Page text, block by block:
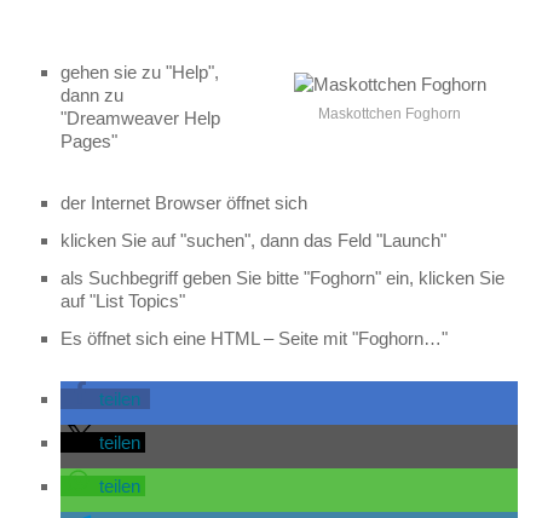
Maskottchen Foghorn
gehen sie zu "Help",
dann zu
"Dreamweaver Help
Pages"
der Internet Browser öffnet sich
klicken Sie auf "suchen", dann das Feld "Launch"
als Suchbegriff geben Sie bitte "Foghorn" ein, klicken Sie
auf "List Topics"
Es öffnet sich eine HTML – Seite mit "Foghorn…"
teilen
teilen
teilen